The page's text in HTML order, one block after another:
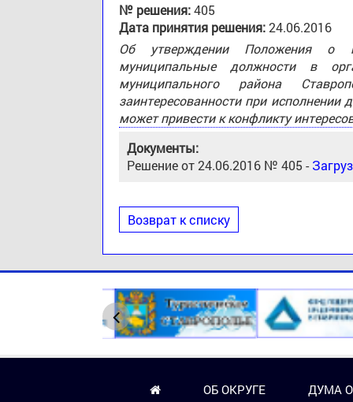
№ решения:405
Дата принятия решения:24.06.2016
Об утверждении Положения о
муниципальные должности в
муниципального района
заинтересованности при исполнении
может привести к конфликту
Документы:
Решение от 24.06.2016 № 405 -
Возврат к списку
ОБ ОКРУГЕ ДУМА